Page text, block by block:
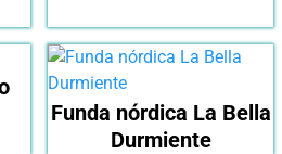
Funda nórdica La Bella
Durmiente